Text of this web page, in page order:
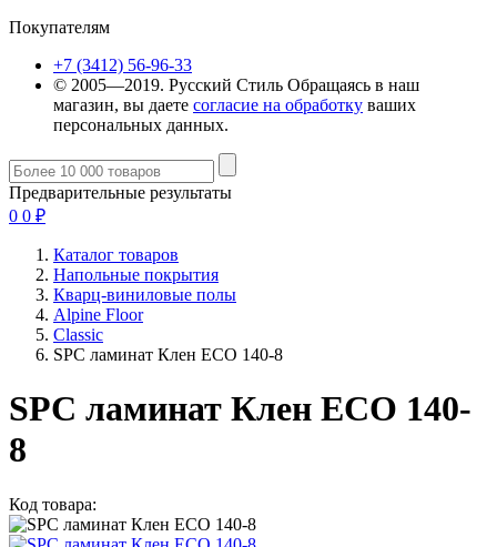
Покупателям
+7 (3412) 56-96-33
© 2005—2019. Русский Стиль Обращаясь в наш
магазин, вы даете согласие на обработку ваших
персональных данных.
Предварительные результаты
0 0 ₽
Каталог товаров
Напольные покрытия
Кварц-виниловые полы
Alpine Floor
Classic
SPC ламинат Клен ЕСО 140-8
SPC ламинат Клен ЕСО 140-
8
Код товара: